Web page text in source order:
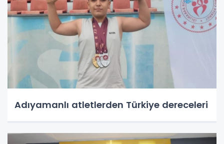
Adıyamanlı atletlerden Türkiye dereceleri